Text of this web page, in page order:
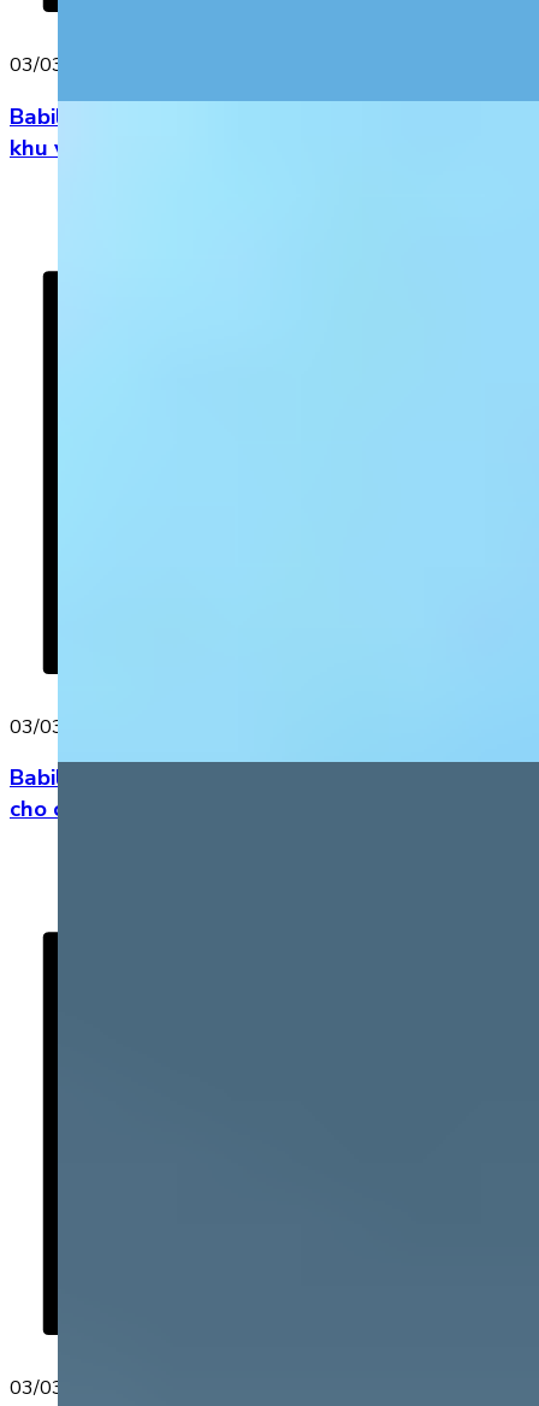
03/03/2023
Babilala và câu chuyện “phủ sóng” tiếng Anh đến
khu vực Đông Nam Á
03/03/2023
Babilala khiến dàn sao Việt “đổ gục”, thi nhau
cho con học
03/03/2023